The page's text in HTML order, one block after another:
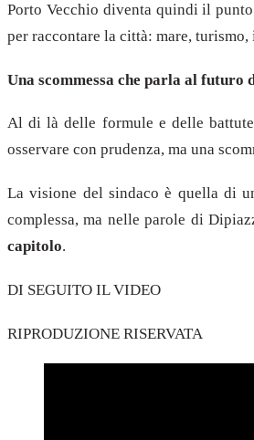
Porto Vecchio diventa quindi il
per raccontare la città: mare,
Una scommessa che parla al futuro
Al di là delle formule e delle
osservare con prudenza, ma una
La visione del sindaco è quella di
complessa, ma nelle parole di
capitolo.
DI SEGUITO IL VIDEO
RIPRODUZIONE RISERVATA